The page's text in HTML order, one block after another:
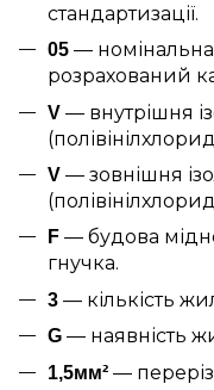
стандартизації.
05 —
розрахований
V — внутрішня
V — зовнішня
F — будова
гнучка.
3 — кількість
G — наявність
1,5мм² —